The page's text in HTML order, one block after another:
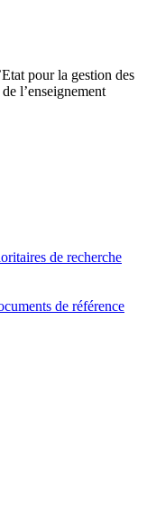
pour la gestion des
l’enseignement
de recherche
de référence